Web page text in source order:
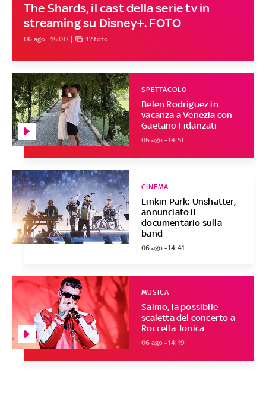
The Shards, il cast della serie tv in
streaming su Disney+. FOTO
06 ago - 15:00 12 foto
Belen Rodriguez in
vacanza a Venezia con
Gaetano Fidanzati
SPETTACOLO
06 ago - 14:51
Linkin Park: Unshatter,
annunciato il
documentario sulla
band
CINEMA
06 ago - 14:41
Salmo, la possibile
scaletta del concerto a
Roccella Jonica
MUSICA
06 ago - 14:19